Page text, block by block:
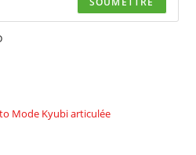
Mode Kyubi articulée